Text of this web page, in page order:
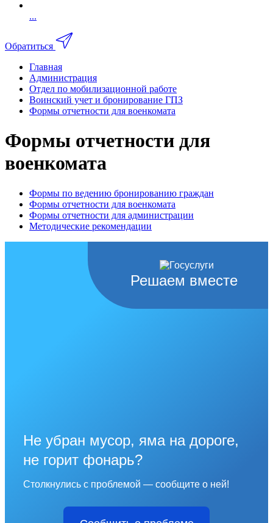
...
Обратиться
Главная
Администрация
Отдел по мобилизационной работе
Воинский учет и бронирование ГПЗ
Формы отчетности для военкомата
Формы отчетности для
военкомата
Формы по ведению бронированию граждан
Формы отчетности для военкомата
Формы отчетности для администрации
Методические рекомендации
Решаем вместе
Не убран мусор, яма на дороге,
не горит фонарь?
Столкнулись с проблемой — сообщите о ней!